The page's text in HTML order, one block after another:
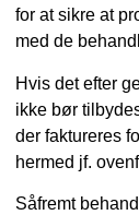
for at sikre at
med de
Hvis det efter
ikke bør
der faktureres
hermed jf.
Såfremt